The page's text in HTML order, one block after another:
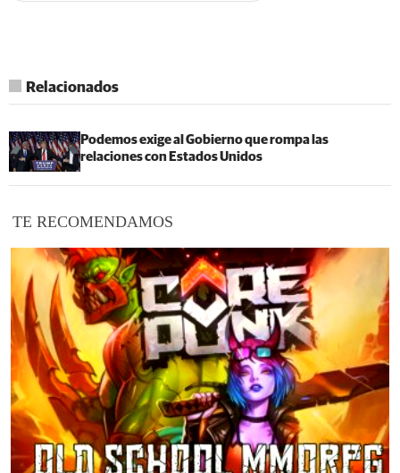
Relacionados
Podemos exige al Gobierno que rompa las
relaciones con Estados Unidos
TE RECOMENDAMOS